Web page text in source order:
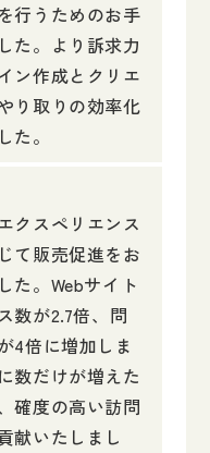
行うためのお手
た。より訴求力
ン作成とクリエ
り取りの効率化
た。
クスペリエンス
て販売促進をお
た。Webサイト
数が2.7倍、問
4倍に増加しま
数だけが増えた
確度の高い訪問
献いたしまし